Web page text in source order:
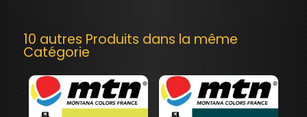
10 autres Produits dans la même
Catégorie